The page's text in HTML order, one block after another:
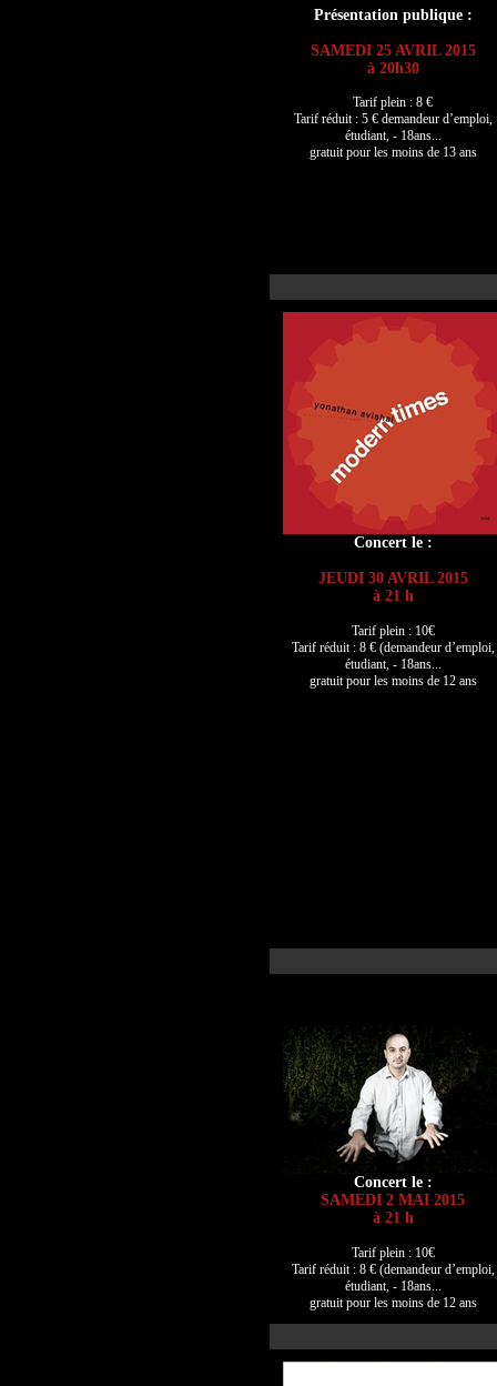
Présentation publique :
SAMEDI 25 AVRIL 2015
à 20h30
Tarif plein : 8 €
Tarif réduit : 5 € demandeur d’emploi,
étudiant, - 18ans...
gratuit pour les moins de 13 ans
Concert le :
JEUDI 30 AVRIL 2015
à 21 h
Tarif plein : 10€
Tarif réduit : 8 € (demandeur d’emploi,
étudiant, - 18ans...
gratuit pour les moins de 12 ans
Concert le :
SAMEDI 2 MAI 2015
à 21 h
Tarif plein : 10€
Tarif réduit : 8 € (demandeur d’emploi,
étudiant, - 18ans...
gratuit pour les moins de 12 ans